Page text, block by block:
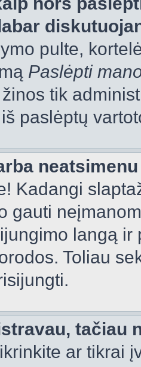
pulte,
Paslėpti
tik
paslėptų
Kadangi
gauti
langą
Toliau
tačiau
ar tikrai